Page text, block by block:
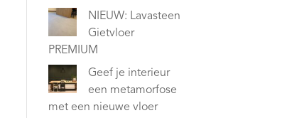
NIEUW: Lavasteen
Gietvloer
PREMIUM
Geef je interieur
een metamorfose
met een nieuwe vloer